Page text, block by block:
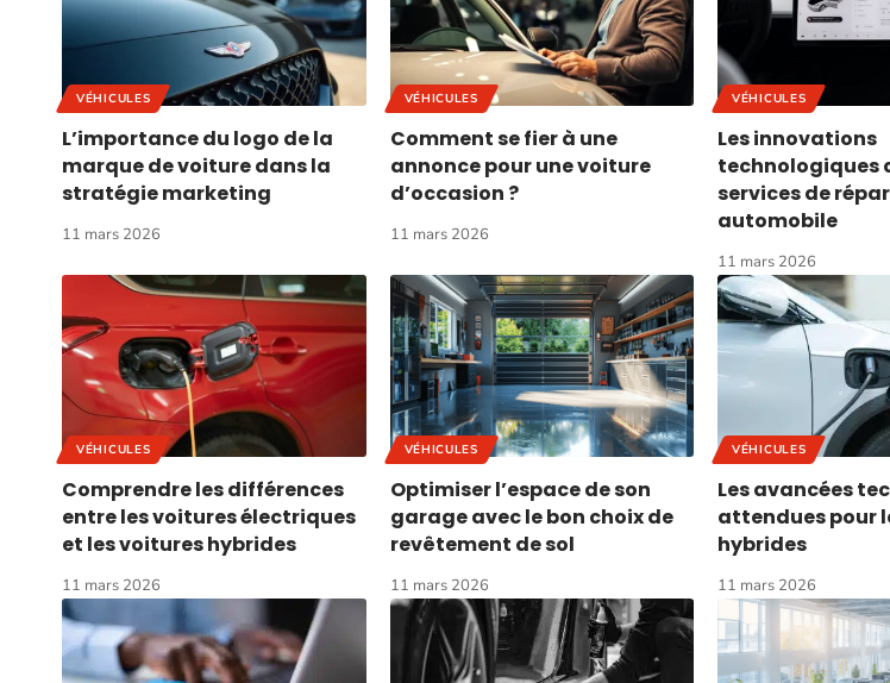
VÉHICULES
L’importance du logo de la
marque de voiture dans la
stratégie marketing
11 mars 2026
VÉHICULES
Comment se fier à une
annonce pour une voiture
d’occasion ?
11 mars 2026
VÉHICULES
Les innovations
technologiques
services de
automobile
11 mars 2026
VÉHICULES
Comprendre les différences
entre les voitures électriques
et les voitures hybrides
11 mars 2026
VÉHICULES
Optimiser l’espace de son
garage avec le bon choix de
revêtement de sol
11 mars 2026
VÉHICULES
Les avancées
attendues pour
hybrides
11 mars 2026